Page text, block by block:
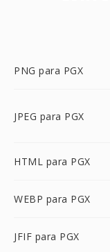
PNG para PGX
JPEG para PGX
HTML para PGX
WEBP para PGX
JFIF para PGX